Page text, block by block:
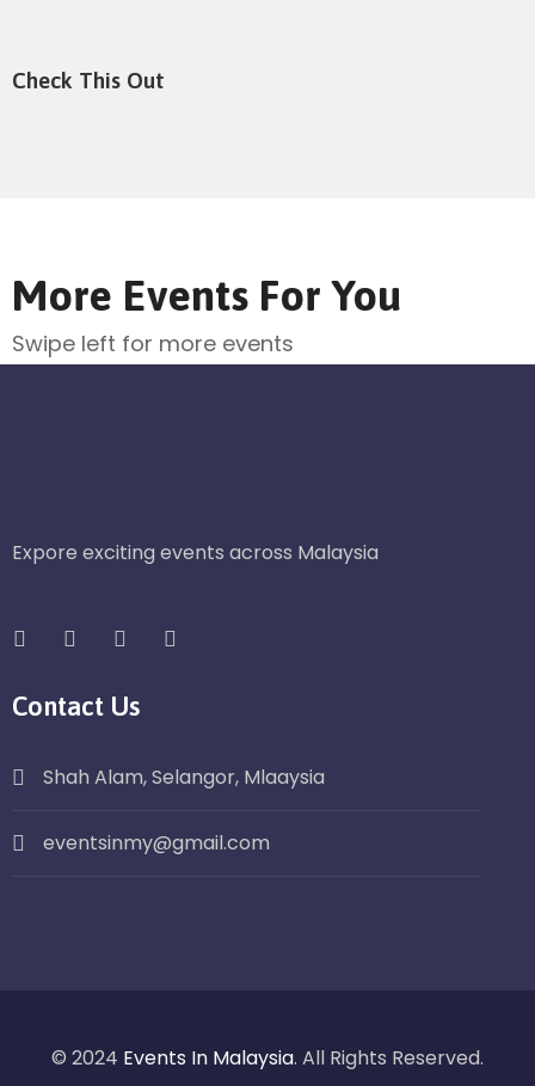
Check This Out
More Events For You
Swipe left for more events
Expore exciting events across Malaysia
Contact Us
Shah Alam, Selangor, Mlaaysia
eventsinmy@gmail.com
© 2024 Events In Malaysia. All Rights Reserved.